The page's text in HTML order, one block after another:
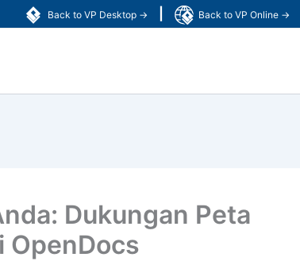
Back to VP Desktop → Back to VP Online →
Dukungan Peta
OpenDocs